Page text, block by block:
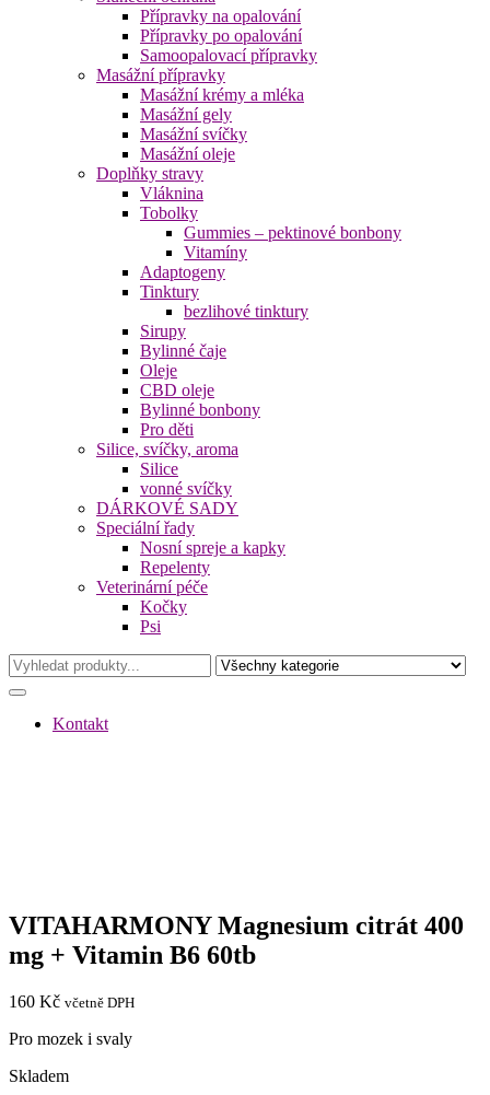
Přípravky na opalování
Přípravky po opalování
Samoopalovací přípravky
Masážní přípravky
Masážní krémy a mléka
Masážní gely
Masážní svíčky
Masážní oleje
Doplňky stravy
Vláknina
Tobolky
Gummies – pektinové bonbony
Vitamíny
Adaptogeny
Tinktury
bezlihové tinktury
Sirupy
Bylinné čaje
Oleje
CBD oleje
Bylinné bonbony
Pro děti
Silice, svíčky, aroma
Silice
vonné svíčky
DÁRKOVÉ SADY
Speciální řady
Nosní spreje a kapky
Repelenty
Veterinární péče
Kočky
Psi
Kontakt
VITAHARMONY Magnesium citrát 400
mg + Vitamin B6 60tb
160 Kč včetně DPH
Pro mozek i svaly
Skladem